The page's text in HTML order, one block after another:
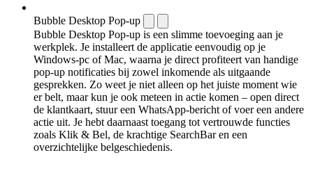
Bubble Desktop Pop-up
Bubble Desktop Pop-up is een slimme toevoeging aan je
werkplek. Je installeert de applicatie eenvoudig op je
Windows-pc of Mac, waarna je direct profiteert van handige
pop-up notificaties bij zowel inkomende als uitgaande
gesprekken. Zo weet je niet alleen op het juiste moment wie
er belt, maar kun je ook meteen in actie komen – open direct
de klantkaart, stuur een WhatsApp-bericht of voer een andere
actie uit. Je hebt daarnaast toegang tot vertrouwde functies
zoals Klik & Bel, de krachtige SearchBar en een
overzichtelijke belgeschiedenis.